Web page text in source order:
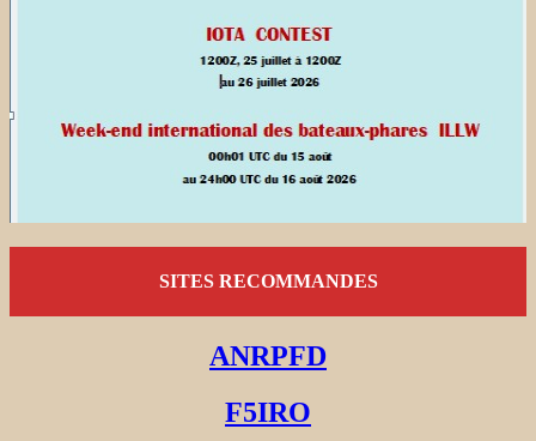
SITES RECOMMANDES
ANRPFD
F5IRO